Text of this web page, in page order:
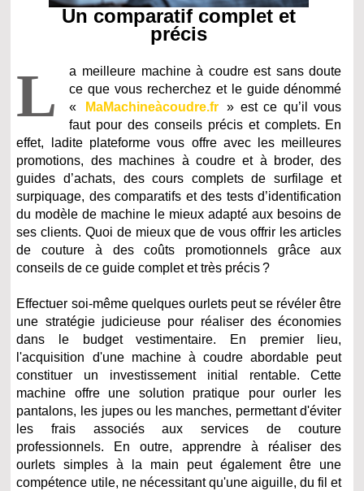
Un comparatif complet et
précis
L
a meilleure machine à coudre est sans doute
ce que vous recherchez et le guide dénommé
«
MaMachineàcoudre.fr» est ce qu’il vous
faut pour des conseils précis et complets. En
effet, ladite plateforme vous offre avec les meilleures
promotions, des machines à coudre et à broder, des
guides d’achats, des cours complets de surfilage et
surpiquage, des comparatifs et des tests d’identification
du modèle de machine le mieux adapté aux besoins de
ses clients. Quoi de mieux que de vous offrir les articles
de couture à des coûts promotionnels grâce aux
conseils de ce guide complet et très précis ?
Effectuer soi-même quelques ourlets peut se révéler être
une stratégie judicieuse pour réaliser des économies
dans le budget vestimentaire. En premier lieu,
l'acquisition d'une machine à coudre abordable peut
constituer un investissement initial rentable. Cette
machine offre une solution pratique pour ourler les
pantalons, les jupes ou les manches, permettant d'éviter
les frais associés aux services de couture
professionnels. En outre, apprendre à réaliser des
ourlets simples à la main peut également être une
compétence utile, ne nécessitant qu'une aiguille, du fil et